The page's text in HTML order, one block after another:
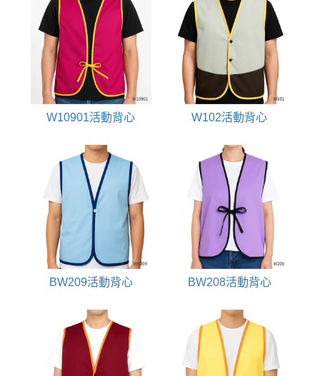
W10901活動背心 W102活動背心
BW209活動背心 BW208活動背心